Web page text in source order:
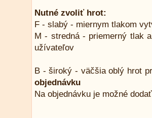
Nutné zvoliť hrot:
F - slabý - miernym tlakom
M - stredná - priemerný tlak
užívateľov
B - široký - väčšia oblý hrot
objednávku
Na objednávku je možné